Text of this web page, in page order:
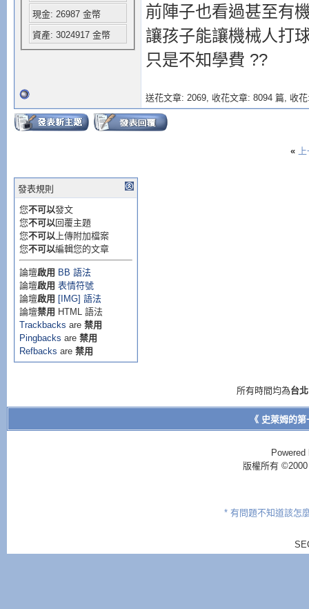
現金: 26987 金幣
資產: 3024917 金幣
前陣子也看過甚至有
讓孩子能讓機械人打
只是不知學費 ??
送花文章: 2069, 收花文章: 8094 篇, 收
«
發表規則
您不可以發文
您不可以回覆主題
您不可以上傳附加檔案
您不可以編輯您的文章
論壇啟用 BB 語法
論壇啟用 表情符號
論壇啟用 [IMG] 語法
論壇禁用 HTML 語法
Trackbacks are 禁用
Pingbacks are 禁用
Refbacks are 禁用
所有時間均為台
《 史萊姆的
版權所有
* 有問題不知道該怎